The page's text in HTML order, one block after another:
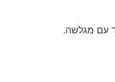
עם מגלשה.